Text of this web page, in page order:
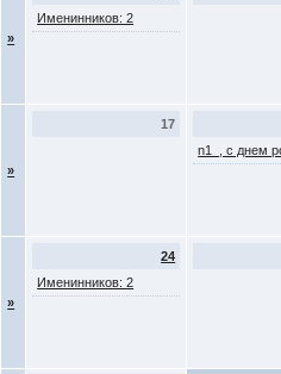
»
Именинников: 2
»
17
n1_, с днем
»
24
Именинников: 2